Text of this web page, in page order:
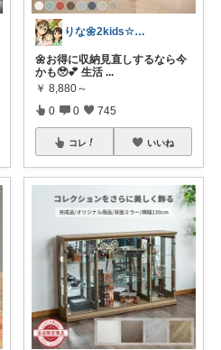
りな🌼2kids☆毎日をちょっと快適に
🌼お得に収納見直しするなら今
かも🥹💕 生活 ...
￥ 8,880～
0 0 745
コレ いいね